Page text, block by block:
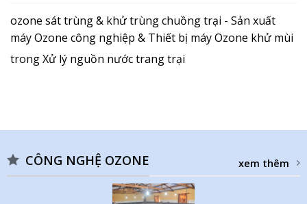
ozone sát trùng & khử trùng chuồng trại - Sản xuất
máy Ozone công nghiệp & Thiết bị máy Ozone khử mùi
trongXử lý nguồn nước trang trại
CÔNG NGHỆ OZONE xem thêm